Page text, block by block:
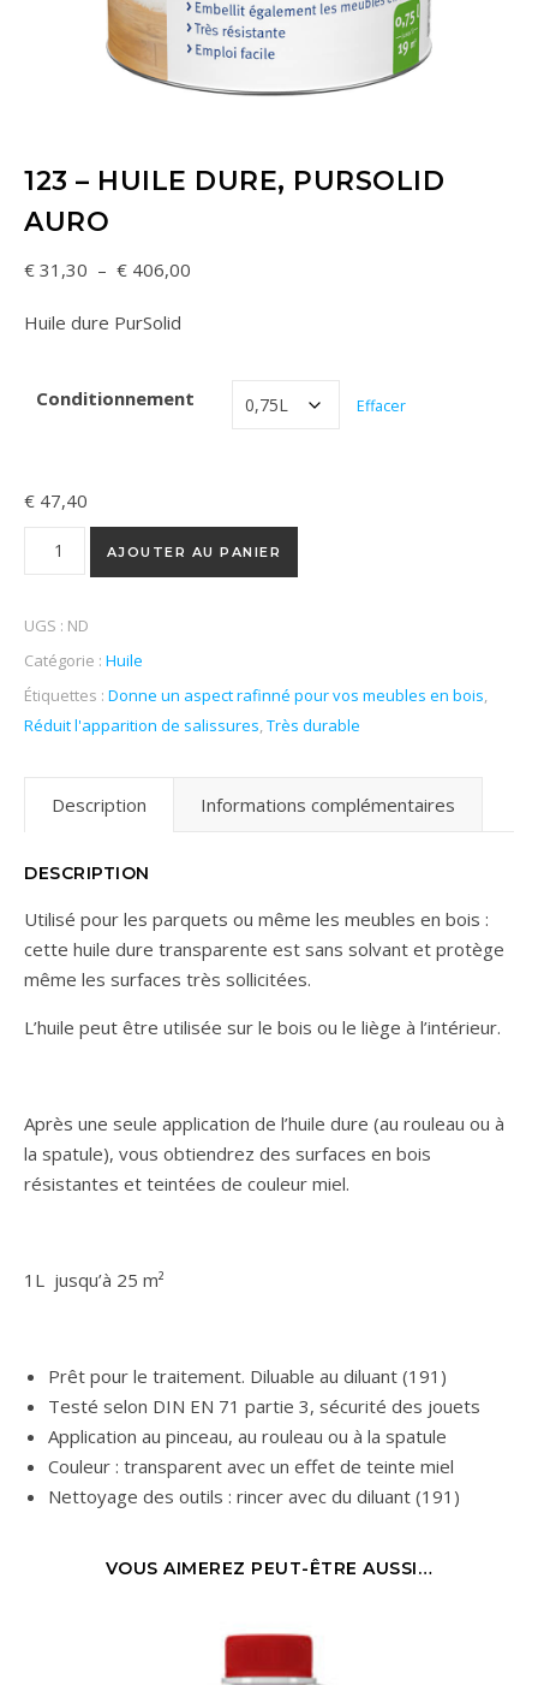
123 – HUILE DURE, PURSOLID
AURO
€ 31,30 – € 406,00
Huile dure PurSolid
Conditionnement Effacer
€ 47,40
quantité de 123 - Huile dure, PurSolid AURO
AJOUTER AU PANIER
UGS : ND
Catégorie : Huile
Étiquettes : Donne un aspect rafinné pour vos meubles en bois,
Réduit l'apparition de salissures,Très durable
Description Informations complémentaires
DESCRIPTION
Utilisé pour les parquets ou même les meubles en bois :
cette huile dure transparente est sans solvant et protège
même les surfaces très sollicitées.
L’huile peut être utilisée sur le bois ou le liège à l’intérieur.
Après une seule application de l’huile dure (au rouleau ou à
la spatule), vous obtiendrez des surfaces en bois
résistantes et teintées de couleur miel.
1L jusqu’à 25 m²
Prêt pour le traitement. Diluable au diluant (191)
Testé selon DIN EN 71 partie 3, sécurité des jouets
Application au pinceau, au rouleau ou à la spatule
Couleur : transparent avec un effet de teinte miel
Nettoyage des outils : rincer avec du diluant (191)
VOUS AIMEREZ PEUT-ÊTRE AUSSI…